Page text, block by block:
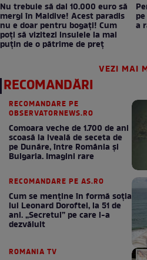
Nu trebuie să dai 10.000 euro să
mergi în Maldive! Acest paradis
nu e doar pentru bogați! Cum
poți să vizitezi insulele la mai
puțin de o pătrime de preț
a
VEZI MAI
RECOMANDĂRI
RECOMANDARE PE
OBSERVATORNEWS.RO
Comoara veche de 1.700 de ani
scoasă la iveală de seceta de
pe Dunăre, între România şi
Bulgaria. Imagini rare
RECOMANDARE PE AS.RO
Cum se menţine în formă soţia
lui Leonard Doroftei, la 51 de
ani. „Secretul” pe care l-a
dezvăluit
ROMANIA TV